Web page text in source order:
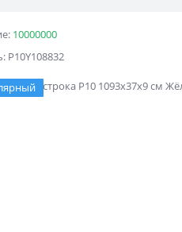
10000000
Р10Y108832